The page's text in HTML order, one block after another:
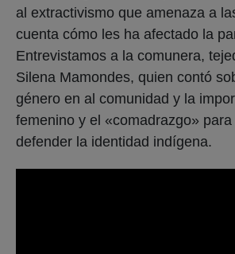
al extractivismo que amenaza a
cuenta cómo les ha afectado la
Entrevistamos a la comunera,
Silena Mamondes, quien contó
género en al comunidad y la
femenino y el «comadrazgo»
defender la identidad indígena.